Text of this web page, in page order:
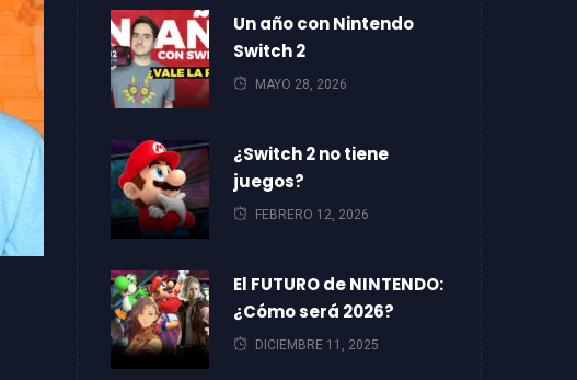
Un año con Nintendo
Switch 2
MAYO 28, 2026
¿Switch 2 no tiene
juegos?
FEBRERO 12, 2026
El FUTURO de NINTENDO:
¿Cómo será 2026?
DICIEMBRE 11, 2025